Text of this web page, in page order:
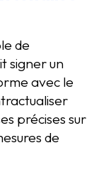
de
signer un
avec le
précises sur
de